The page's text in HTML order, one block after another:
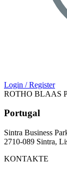
Login / Register
ROTHO BLAAS
Portugal
Sintra Business
2710-089 Sintra,
KONTAKTE